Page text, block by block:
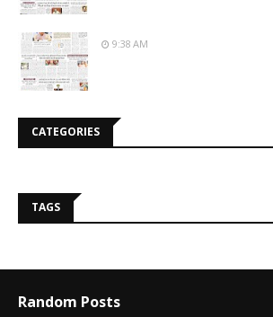
9:38 AM
CATEGORIES
TAGS
Random Posts